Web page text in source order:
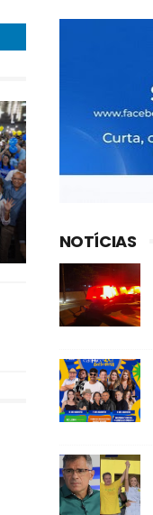
NOTÍCIAS